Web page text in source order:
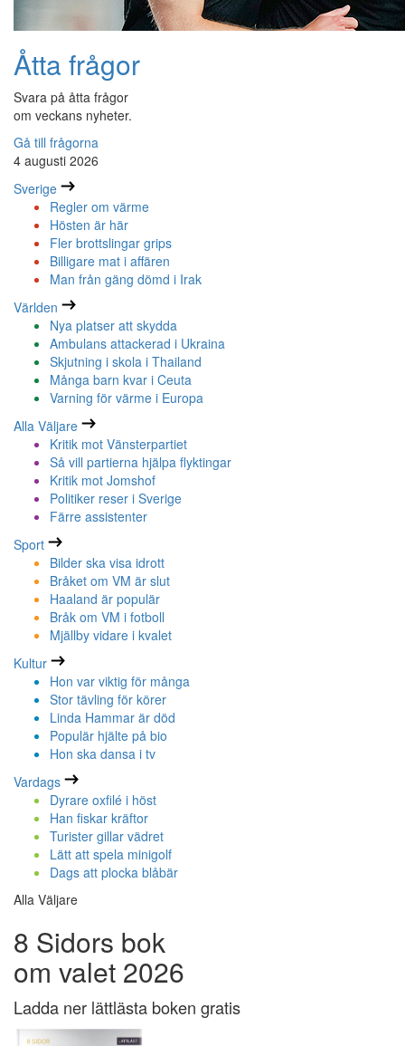
Åtta frågor
Svara på åtta frågor
om veckans nyheter.
Gå till frågorna
4 augusti 2026
Sverige
Regler om värme
Hösten är här
Fler brottslingar grips
Billigare mat i affären
Man från gäng dömd i Irak
Världen
Nya platser att skydda
Ambulans attackerad i Ukraina
Skjutning i skola i Thailand
Många barn kvar i Ceuta
Varning för värme i Europa
Alla Väljare
Kritik mot Vänsterpartiet
Så vill partierna hjälpa flyktingar
Kritik mot Jomshof
Politiker reser i Sverige
Färre assistenter
Sport
Bilder ska visa idrott
Bråket om VM är slut
Haaland är populär
Bråk om VM i fotboll
Mjällby vidare i kvalet
Kultur
Hon var viktig för många
Stor tävling för körer
Linda Hammar är död
Populär hjälte på bio
Hon ska dansa i tv
Vardags
Dyrare oxfilé i höst
Han fiskar kräftor
Turister gillar vädret
Lätt att spela minigolf
Dags att plocka blåbär
Alla Väljare
8 Sidors bok
om valet 2026
Ladda ner lättlästa boken gratis